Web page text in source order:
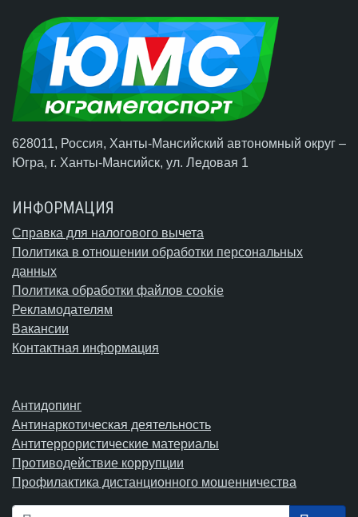
628011, Россия, Ханты-Мансийский автономный округ –
Югра, г. Ханты-Мансийск, ул. Ледовая 1
ИНФОРМАЦИЯ
Справка для налогового вычета
Политика в отношении обработки персональных
данных
Политика обработки файлов cookie
Рекламодателям
Вакансии
Контактная информация
Антидопинг
Антинаркотическая деятельность
Антитеррористические материалы
Противодействие коррупции
Профилактика дистанционного мошенничества
Поиск